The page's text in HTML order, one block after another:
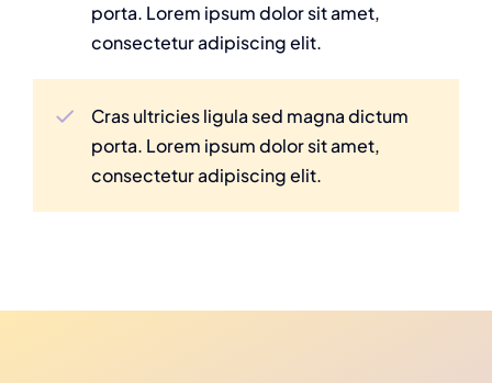
porta. Lorem ipsum dolor sit amet,
consectetur adipiscing elit.
Cras ultricies ligula sed magna dictum
porta. Lorem ipsum dolor sit amet,
consectetur adipiscing elit.